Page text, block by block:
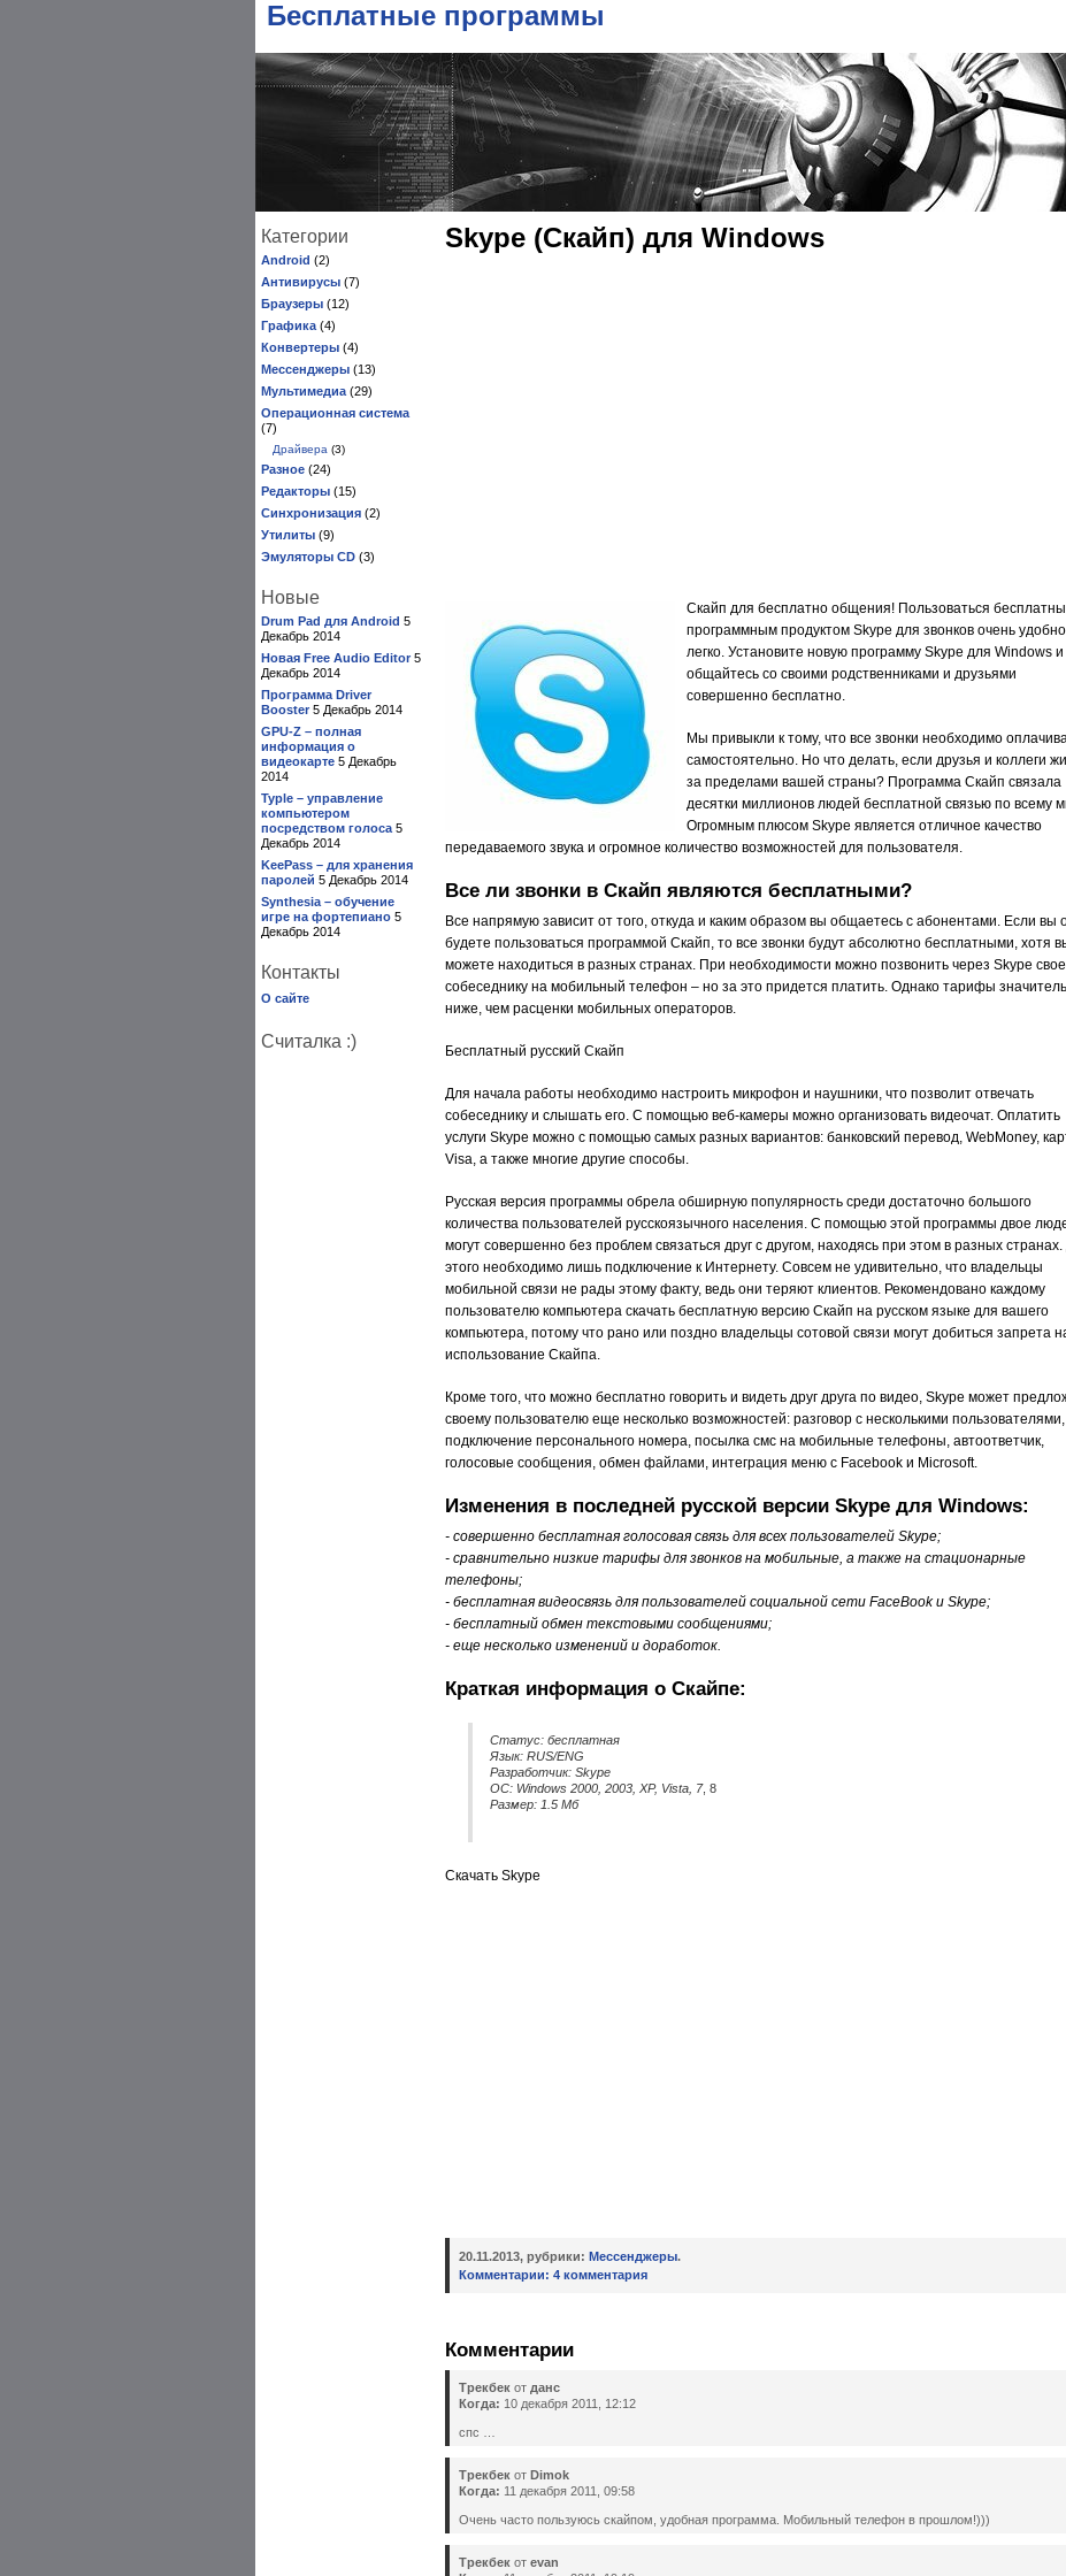
Бесплатные программы
Категории
Android (2)
Антивирусы (7)
Браузеры (12)
Графика (4)
Конвертеры (4)
Мессенджеры (13)
Мультимедиа (29)
Операционная система
(7)
Драйвера (3)
Разное (24)
Редакторы (15)
Синхронизация (2)
Утилиты (9)
Эмуляторы CD (3)
Новые
Drum Pad для Android 5
Декабрь 2014
Новая Free Audio Editor 5
Декабрь 2014
Программа Driver
Booster 5 Декабрь 2014
GPU-Z – полная
информация о
видеокарте 5 Декабрь
2014
Typle – управление
компьютером
посредством голоса 5
Декабрь 2014
KeePass – для хранения
паролей 5 Декабрь 2014
Synthesia – обучение
игре на фортепиано 5
Декабрь 2014
Контакты
О сайте
Считалка :)
Skype (Скайп) для Windows
Скайп для бесплатно общения! Пользоваться
программным продуктом Skype для звонков очень
легко. Установите новую программу Skype для Windows и
общайтесь со своими родственниками и друзьями
совершенно бесплатно.
Мы привыкли к тому, что все звонки необходимо
самостоятельно. Но что делать, если друзья и коллеги
за пределами вашей страны? Программа Скайп связала
десятки миллионов людей бесплатной связью по всему
Огромным плюсом Skype является отличное качество
передаваемого звука и огромное количество возможностей для пользователя.
Все ли звонки в Скайп являются бесплатными?
Все напрямую зависит от того, откуда и каким образом вы общаетесь с абонентами. Если вы
будете пользоваться программой Скайп, то все звонки будут абсолютно бесплатными, хотя
можете находиться в разных странах. При необходимости можно позвонить через Skype
собеседнику на мобильный телефон – но за это придется платить. Однако тарифы
ниже, чем расценки мобильных операторов.
Бесплатный русский Скайп
Для начала работы необходимо настроить микрофон и наушники, что позволит отвечать
собеседнику и слышать его. С помощью веб-камеры можно организовать видеочат. Оплатить
услуги Skype можно с помощью самых разных вариантов: банковский перевод, WebMoney,
Visa, а также многие другие способы.
Русская версия программы обрела обширную популярность среди достаточно большого
количества пользователей русскоязычного населения. С помощью этой программы двое
могут совершенно без проблем связаться друг с другом, находясь при этом в разных
этого необходимо лишь подключение к Интернету. Совсем не удивительно, что владельцы
мобильной связи не рады этому факту, ведь они теряют клиентов. Рекомендовано каждому
пользователю компьютера скачать бесплатную версию Скайп на русском языке для вашего
компьютера, потому что рано или поздно владельцы сотовой связи могут добиться запрета
использование Скайпа.
Кроме того, что можно бесплатно говорить и видеть друг друга по видео, Skype может
своему пользователю еще несколько возможностей: разговор с несколькими пользователями,
подключение персонального номера, посылка смс на мобильные телефоны, автоответчик,
голосовые сообщения, обмен файлами, интеграция меню с Facebook и Microsoft.
Изменения в последней русской версии Skype для Windows:
- совершенно бесплатная голосовая связь для всех пользователей Skype;
- сравнительно низкие тарифы для звонков на мобильные, а также на стационарные
телефоны;
- бесплатная видеосвязь для пользователей социальной сети FaceBook и Skype;
- бесплатный обмен текстовыми сообщениями;
- еще несколько изменений и доработок.
Краткая информация о Скайпе:
Статус: бесплатная
Язык: RUS/ENG
Разработчик: Skype
ОС: Windows 2000, 2003, XP, Vista, 7, 8
Размер: 1.5 Мб
Скачать Skype
20.11.2013, рубрики: Мессенджеры.
Комментарии: 4 комментария
Комментарии
Трекбек от данс
Когда: 10 декабря 2011, 12:12
спс …
Трекбек от Dimok
Когда: 11 декабря 2011, 09:58
Очень часто пользуюсь скайпом, удобная программа. Мобильный телефон в прошлом!)))
Трекбек от evan